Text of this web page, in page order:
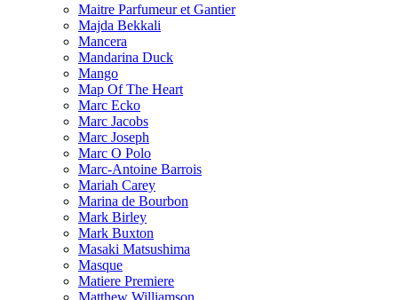
Maitre Parfumeur et Gantier
Majda Bekkali
Mancera
Mandarina Duck
Mango
Map Of The Heart
Marc Ecko
Marc Jacobs
Marc Joseph
Marc O Polo
Marc-Antoine Barrois
Mariah Carey
Marina de Bourbon
Mark Birley
Mark Buxton
Masaki Matsushima
Masque
Matiere Premiere